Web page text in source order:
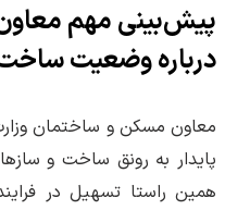
پیش‌بینی مهم
درباره وضعیت
معاون مسکن و ساختمان
پایدار به رونق ساخت و
همین راستا تسهیل در